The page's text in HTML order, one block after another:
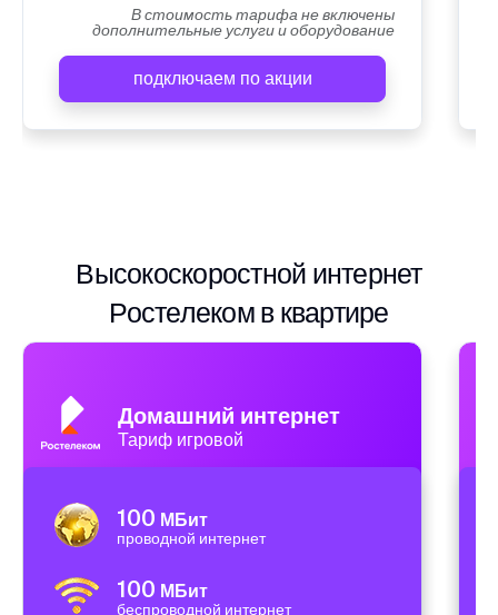
В стоимость тарифа не включены
дополнительные услуги и оборудование
подключаем по акции
Высокоскоростной интернет
Ростелеком в квартире
Домашний интернет
Тариф игровой
100 МБит
проводной интернет
100 МБит
беспроводной интернет